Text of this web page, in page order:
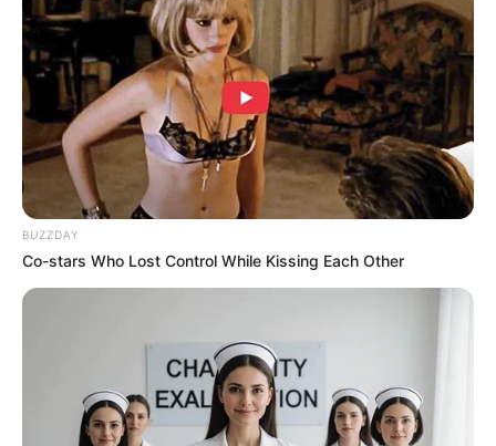
Taylor Jade Novoa
BUZZDAY
Co-stars Who Lost Control While Kissing Each Other